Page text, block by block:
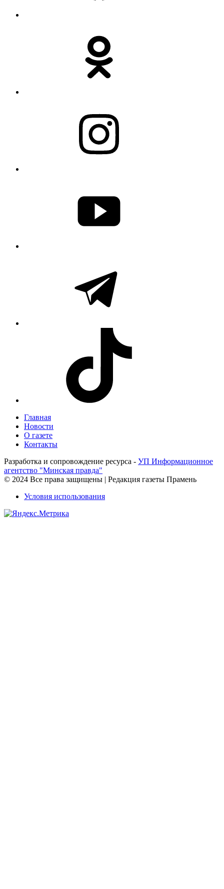
Главная
Новости
О газете
Контакты
Разработка и сопровождение ресурса - УП Информационное
агентство "Минская правда"
© 2024 Все права защищены | Редакция газеты Прамень
Условия использования